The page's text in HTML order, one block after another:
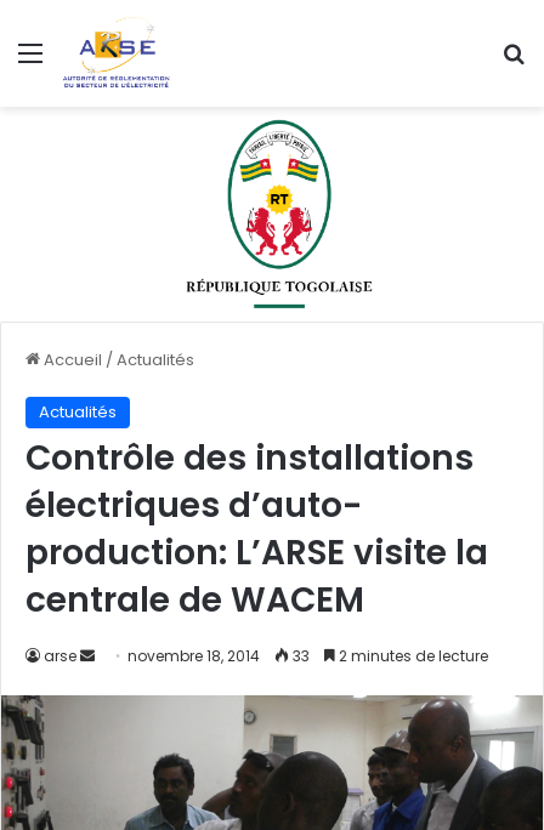
Menu
Accueil /Actualités
Actualités
Contrôle des installations
électriques d’auto-
production: L’ARSE visite la
centrale de WACEM
arse novembre 18, 2014 33 2 minutes de lecture